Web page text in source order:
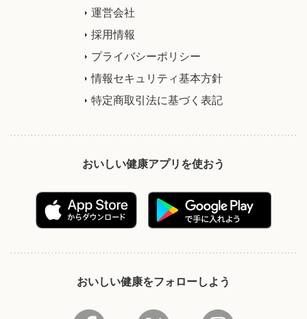
運営会社
採用情報
プライバシーポリシー
情報セキュリティ基本方針
特定商取引法に基づく表記
おいしい健康アプリを使おう
おいしい健康をフォローしよう